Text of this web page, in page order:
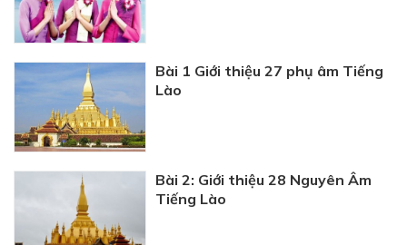
Bài 1 Giới thiệu 27 phụ âm Tiếng
Lào
Bài 2: Giới thiệu 28 Nguyên Âm
Tiếng Lào